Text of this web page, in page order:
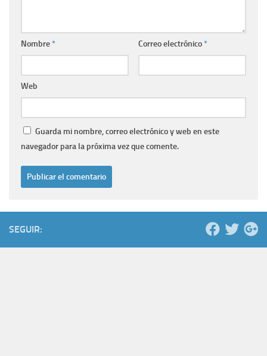
Nombre* Correo electrónico*
Web
Guarda mi nombre, correo electrónico y web en este
navegador para la próxima vez que comente.
SEGUIR: